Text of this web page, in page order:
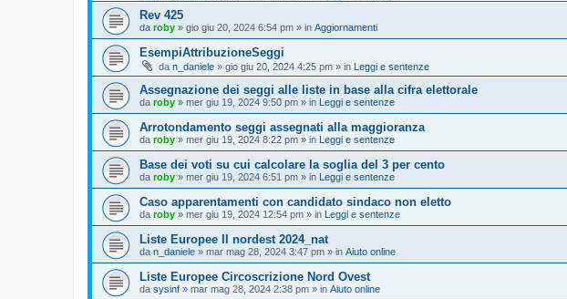
Rev 425
da roby » gio giu 20, 2024 6:54 pm » in Aggiornamenti
EsempiAttribuzioneSeggi
da n_daniele » gio giu 20, 2024 4:25 pm » in Leggi e sentenze
Assegnazione dei seggi alle liste in base alla cifra elettorale
da roby » mer giu 19, 2024 9:50 pm » in Leggi e sentenze
Arrotondamento seggi assegnati alla maggioranza
da roby » mer giu 19, 2024 8:22 pm » in Leggi e sentenze
Base dei voti su cui calcolare la soglia del 3 per cento
da roby » mer giu 19, 2024 6:51 pm » in Leggi e sentenze
Caso apparentamenti con candidato sindaco non eletto
da roby » mer giu 19, 2024 12:54 pm » in Leggi e sentenze
Liste Europee II nordest 2024_nat
da n_daniele » mar mag 28, 2024 3:47 pm » in Aiuto online
Liste Europee Circoscrizione Nord Ovest
da sysinf » mar mag 28, 2024 2:38 pm » in Aiuto online